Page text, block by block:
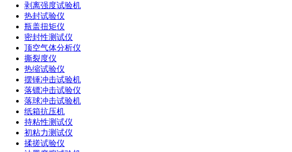
剥离强度试验机
热封试验仪
瓶盖扭矩仪
密封性测试仪
顶空气体分析仪
撕裂度仪
热缩试验仪
摆锤冲击试验机
落镖冲击试验仪
落球冲击试验机
纸箱抗压机
持粘性测试仪
初粘力测试仪
揉搓试验仪